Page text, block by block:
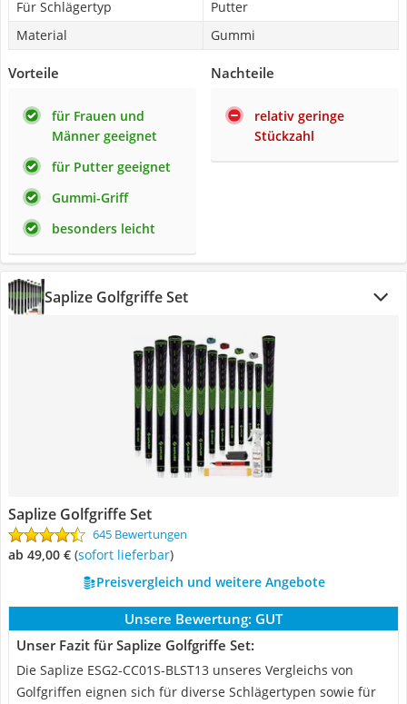
Für Schlägertyp
Putter
Material
Gummi
Vorteile
für Frauen und
Männer geeignet
für Putter geeignet
Gummi-Griff
besonders leicht
Nachteile
relativ geringe
Stückzahl
Saplize Golfgriffe Set
Saplize Golfgriffe Set
645 Bewertungen
ab 49,00 € ( Sofort lieferbar)
Preisvergleich und weitere Angebote
Unsere Bewertung: GUT
Unser Fazit für Saplize Golfgriffe Set:
Die Saplize ESG2-CC01S-BLST13 unseres Vergleichs von
Golfgriffen eignen sich für diverse Schlägertypen sowie für